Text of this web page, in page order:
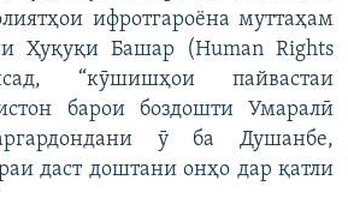
ифротгароёна муттаҳам
Ҳуқуқи Башар (Human Rights
“кӯшишҳои пайвастаи
барои боздошти Умаралӣ
ӯ ба Душанбе,
даст доштани онҳо дар қатли